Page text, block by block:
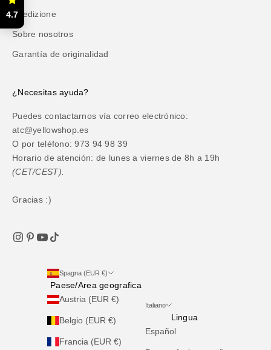
Spedizione
Sobre nosotros
Garantía de originalidad
¿Necesitas ayuda?
Puedes contactarnos vía correo electrónico:
atc@yellowshop.es
O por teléfono: 973 94 98 39
Horario de atención: de lunes a viernes de 8h a 19h
(CET/CEST).
Gracias :)
Spagna (EUR €)
Paese/Area geografica
Austria (EUR €)
Belgio (EUR €)
Francia (EUR €)
Italiano
Lingua
Español
4.7